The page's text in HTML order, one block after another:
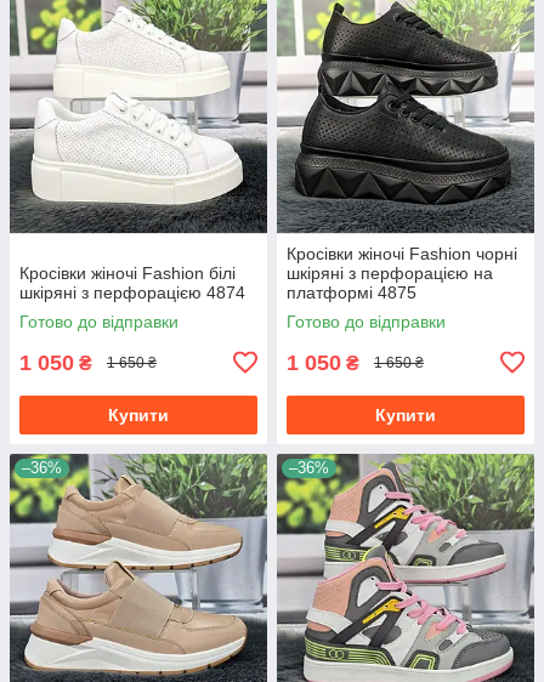
Кросівки жіночі Fashion білі
шкіряні з перфорацією 4874
Готово до відправки
1 050 ₴ 1 650 ₴
Купити
Кросівки жіночі Fashion чорні
шкіряні з перфорацією на
платформі 4875
Готово до відправки
1 050 ₴ 1 650 ₴
Купити
–36% –36%